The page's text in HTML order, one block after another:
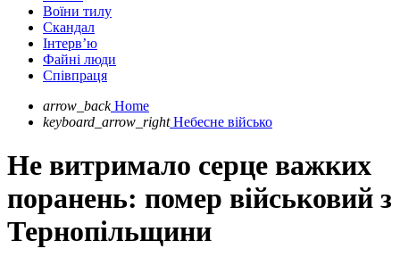
Воїни тилу
Скандал
Інтерв’ю
Файні люди
Співпраця
arrow_back Home
keyboard_arrow_right Небесне військо
Не витримало серце важких
поранень: помер військовий з
Тернопільщини